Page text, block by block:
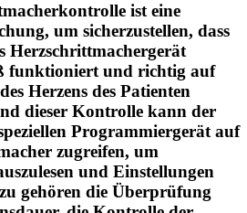
ist eine
um sicherzustellen, dass
Herzschrittmachergerät
funktioniert und richtig auf
Herzens des Patienten
dieser Kontrolle kann der
Programmiergerät auf
zugreifen, um
und Einstellungen
gehören die Überprüfung